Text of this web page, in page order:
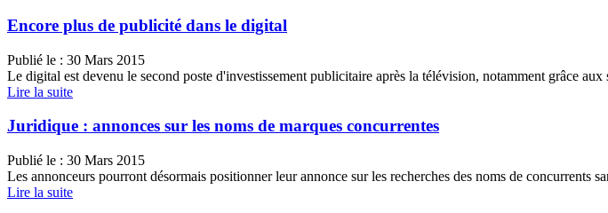
Encore plus de publicité dans le digital
Publié le : 30 Mars 2015
Le digital est devenu le second poste d'investissement publicitaire après la télévision, notamment grâce
Lire la suite
Juridique : annonces sur les noms de marques concurrentes
Publié le : 30 Mars 2015
Les annonceurs pourront désormais positionner leur annonce sur les recherches des noms de concurrents
Lire la suite